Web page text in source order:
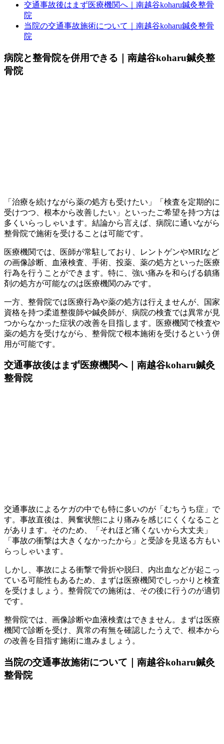
交通事故後はまず医療機関へ｜南越谷koharu鍼灸整骨
院
当院の交通事故施術について｜南越谷koharu鍼灸整骨
院
病院と整骨院を併用できる｜南越谷koharu鍼灸整
骨院
「治療を続けながら薬の処方も受けたい」「検査を定期的に
受けつつ、根本から改善したい」といったご希望を持つ方は
多くいらっしゃいます。結論から言えば、病院に通いながら
整骨院で施術を受けることは可能です。
医療機関では、医師が常駐しており、レントゲンやMRIなど
の画像診断、血液検査、手術、投薬、薬の処方といった医療
行為を行うことができます。特に、強い痛みを和らげる鎮痛
剤の処方が可能なのは医療機関のみです。
一方、整骨院では医療行為や薬の処方は行えませんが、国家
資格を持つ柔道整復師や鍼灸師が、病院の検査では異常が見
つからなかった症状の改善を目指します。医療機関で検査や
薬の処方を受けながら、整骨院で根本施術を受けるという併
用が可能です。
交通事故後はまず医療機関へ｜南越谷koharu鍼灸
整骨院
交通事故によるケガの中でも特に多いのが「むちうち症」で
す。事故直後は、興奮状態により痛みを感じにくくなること
があります。そのため、「それほど痛くないから大丈夫」
「事故の衝撃は大きくなかったから」と受診を見送る方もい
らっしゃいます。
しかし、事故による衝撃で骨折や脱臼、内出血などが起こっ
ている可能性もあるため、まずは医療機関でしっかりと検査
を受けましょう。整骨院での施術は、その後に行うのが適切
です。
整骨院では、画像診断や血液検査はできません。まずは医療
機関で診断を受け、異常の有無を確認したうえで、根本から
の改善を目指す施術に進みましょう。
当院の交通事故施術について｜南越谷koharu鍼灸
整骨院